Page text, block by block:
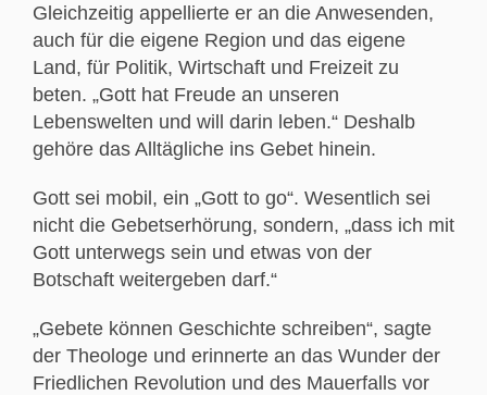
Gleichzeitig appellierte er an die Anwesenden,
auch für die eigene Region und das eigene
Land, für Politik, Wirtschaft und Freizeit zu
beten. „Gott hat Freude an unseren
Lebenswelten und will darin leben.“ Deshalb
gehöre das Alltägliche ins Gebet hinein.
Gott sei mobil, ein „Gott to go“. Wesentlich sei
nicht die Gebetserhörung, sondern, „dass ich mit
Gott unterwegs sein und etwas von der
Botschaft weitergeben darf.“
„Gebete können Geschichte schreiben“, sagte
der Theologe und erinnerte an das Wunder der
Friedlichen Revolution und des Mauerfalls vor